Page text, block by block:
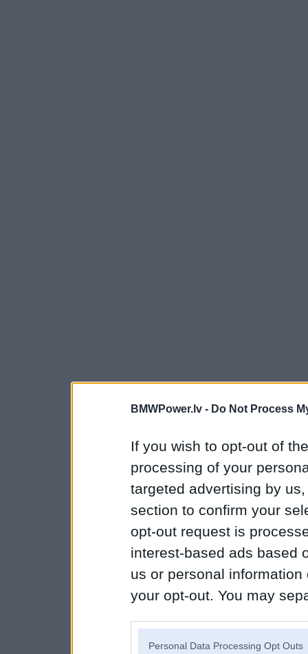
BMWPower.lv - Do Not Process
If you wish to opt-out of
processing of your
targeted advertising by
section to confirm your
opt-out request is
interest-based ads based
us or personal
your opt-out. You may
Personal Data Processing Opt Outs